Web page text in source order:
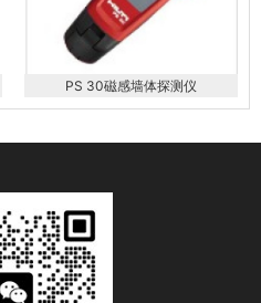
PS 30磁感墙体探测仪